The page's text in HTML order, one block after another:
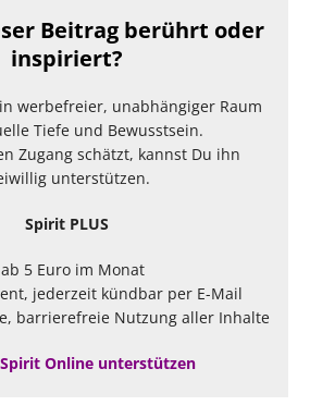
Beitrag berührt oder
inspiriert?
werbefreier, unabhängiger Raum
Tiefe und Bewusstsein.
Zugang schätzt, kannst Du ihn
unterstützen.
Spirit PLUS
5 Euro im Monat
jederzeit kündbar per E-Mail
barrierefreie Nutzung aller Inhalte
Online unterstützen